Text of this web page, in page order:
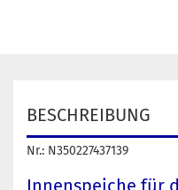
BESCHREIBUNG
Nr.: N350227437139
Innenspeiche für